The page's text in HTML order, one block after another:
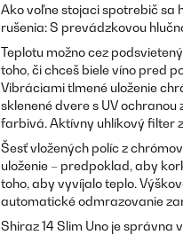
Ako voľne stojaci spotrebič sa
rušenia: S prevádzkovou
Teplotu možno cez
toho, či chceš biele víno pred
Vibráciami tlmené uloženie
sklenené dvere s UV
farbivá. Aktívny uhlíkový filter
Šesť vložených políc z
uloženie – predpoklad, aby
toho, aby vyvíjalo teplo.
automatické odmrazovanie
Shiraz 14 Slim Uno je správna